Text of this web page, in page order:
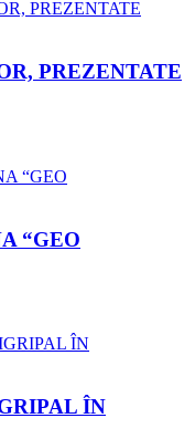
PREZENTATE
“GEO
ÎN